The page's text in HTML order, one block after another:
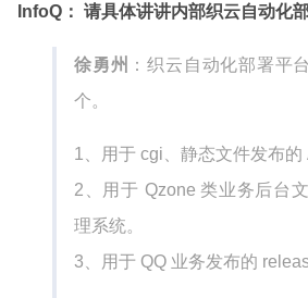
InfoQ： 请具体讲讲内部织云自动化
徐勇州 ：织云自动化部署平
个。
1、用于 cgi、静态文件发布的
2、用于 Qzone 类业务后台
理系统。
3、用于 QQ 业务发布的